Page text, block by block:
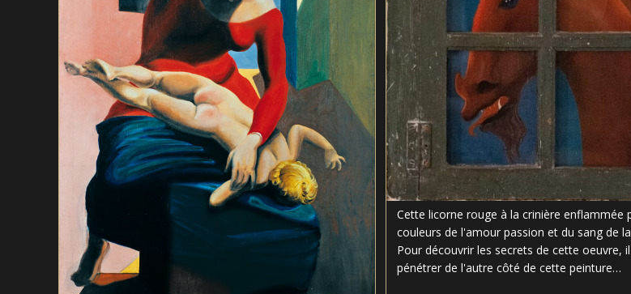
Cette licorne rouge à la crinière enflammée
couleurs de l'amour passion et du sang de
Pour découvrir les secrets de cette oeuvre,
pénétrer de l'autre côté de cette peinture…